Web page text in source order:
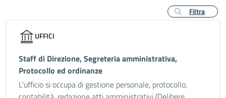
Filtra
UFFICI
Staff di Direzione, Segreteria amministrativa,
Protocollo ed ordinanze
L'ufficio si occupa di gestione personale, protocollo,